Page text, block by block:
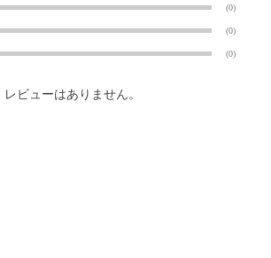
(0)
(0)
(0)
レビューはありません。